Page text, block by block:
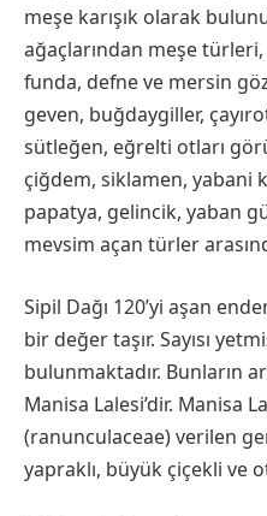
meşe karışık olarak
ağaçlarından meşe
funda, defne ve mersin
geven, buğdaygiller,
sütleğen, eğrelti otları
çiğdem, siklamen, yabani
papatya, gelincik, yaban
mevsim açan türler
Sipil Dağı 120’yi aşan
bir değer taşır. Sayısı
bulunmaktadır. Bunların
Manisa Lalesi’dir. Manisa
(ranunculaceae) verilen
yapraklı, büyük çiçekli ve